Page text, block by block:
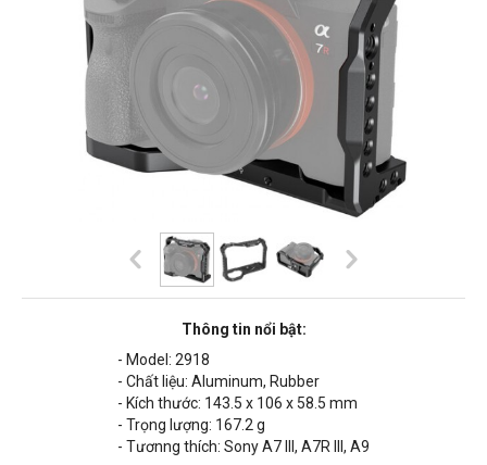
Thông tin nổi bật:
- Model: 2918
- Chất liệu: Aluminum, Rubber
- Kích thước: 143.5 x 106 x 58.5 mm
- Trọng lượng: 167.2 g
- Tươnng thích: Sony A7 III, A7R III, A9